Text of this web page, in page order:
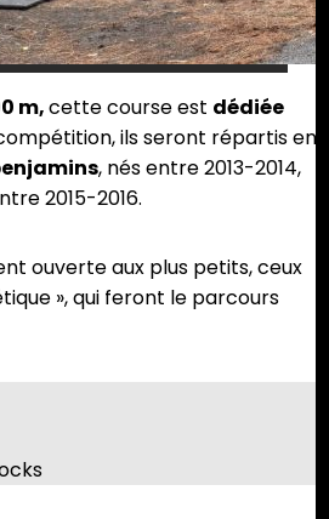
m,cette course est dédiée
ils seront répartis en
, nés entre 2013-2014,
2015-2016.
ouverte aux plus petits, ceux
», qui feront le parcours